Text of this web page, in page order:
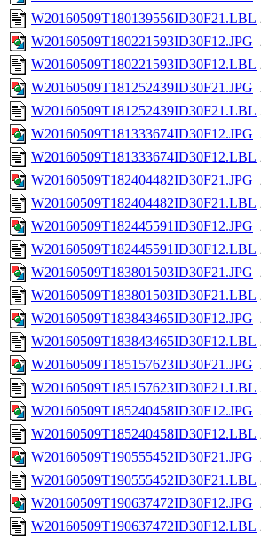
W20160509T180139556ID30F21.LBL
W20160509T180221593ID30F12.JPG
W20160509T180221593ID30F12.LBL
W20160509T181252439ID30F21.JPG
W20160509T181252439ID30F21.LBL
W20160509T181333674ID30F12.JPG
W20160509T181333674ID30F12.LBL
W20160509T182404482ID30F21.JPG
W20160509T182404482ID30F21.LBL
W20160509T182445591ID30F12.JPG
W20160509T182445591ID30F12.LBL
W20160509T183801503ID30F21.JPG
W20160509T183801503ID30F21.LBL
W20160509T183843465ID30F12.JPG
W20160509T183843465ID30F12.LBL
W20160509T185157623ID30F21.JPG
W20160509T185157623ID30F21.LBL
W20160509T185240458ID30F12.JPG
W20160509T185240458ID30F12.LBL
W20160509T190555452ID30F21.JPG
W20160509T190555452ID30F21.LBL
W20160509T190637472ID30F12.JPG
W20160509T190637472ID30F12.LBL